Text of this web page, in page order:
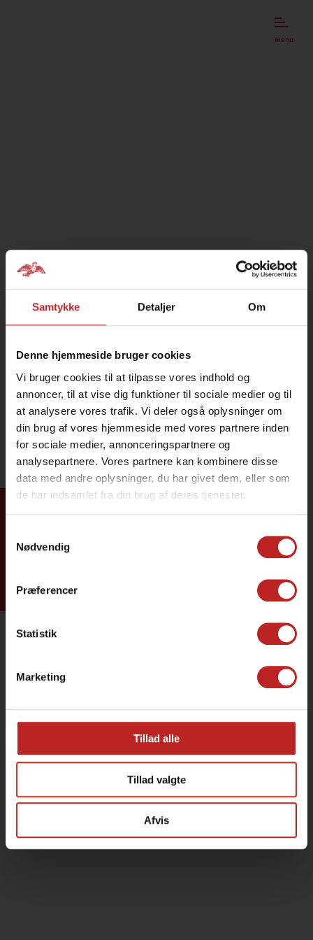
Samtykke Detaljer Om
Denne hjemmeside bruger cookies
Vi bruger cookies til at tilpasse vores indhold og
annoncer, til at vise dig funktioner til sociale medier og til
at analysere vores trafik. Vi deler også oplysninger om
din brug af vores hjemmeside med vores partnere inden
for sociale medier, annonceringspartnere og
analysepartnere. Vores partnere kan kombinere disse
data med andre oplysninger, du har givet dem, eller som
de har indsamlet fra din brug af deres tjenester.
Nødvendig
Præferencer
Statistik
Marketing
Tillad alle
Tillad valgte
Afvis
menu
Tilmeld dig